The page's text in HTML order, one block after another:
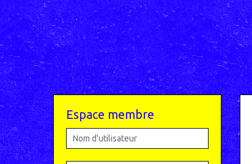
Espace membre